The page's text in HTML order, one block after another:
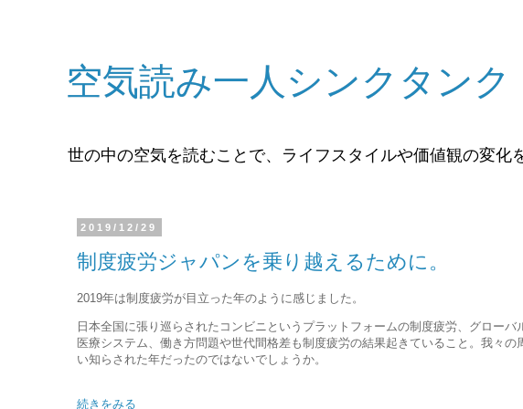
空気読み一人シンクタンク
世の中の空気を読むことで、ライフスタイルや価値観の変化
2019/12/29
制度疲労ジャパンを乗り越えるために。
2019年は制度疲労が目立った年のように感じました。
日本全国に張り巡らされたコンビニというプラットフォームの制度疲労、グロー
医療システム、働き方問題や世代間格差も制度疲労の結果起きていること。我々
い知らされた年だったのではないでしょうか。
続きをみる